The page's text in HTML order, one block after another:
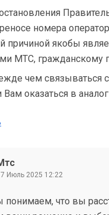
номера
причиной якобы
МТС, гражданскому
чем связываться
Вам оказаться в
Июль 2025 12:22
понимаем, что вы